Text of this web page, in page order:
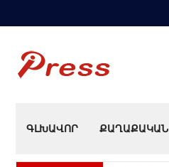
ԳԼԽԱՎՈՐ ՔԱՂԱՔԱԿԱՆ